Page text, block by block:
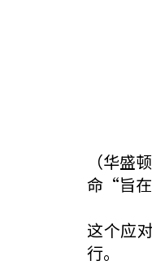
（华盛
命“旨在
这个应
行。